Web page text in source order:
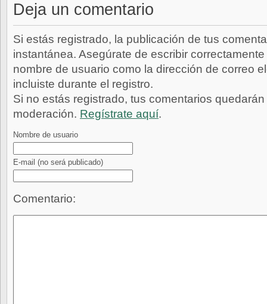
Deja un comentario
Si estás registrado, la publicación de tus
instantánea. Asegúrate de escribir
nombre de usuario como la dirección de correo
incluiste durante el registro.
Si no estás registrado, tus comentarios
moderación. Regístrate aquí.
Nombre de usuario
E-mail (no será publicado)
Comentario: